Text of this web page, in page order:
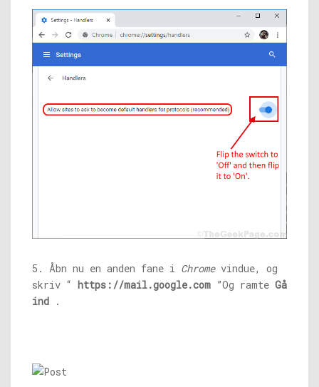
5. Åbn nu en anden fane i Chromevindue, og
skriv “ https://mail.google.com ”Og ramte Gå
ind .